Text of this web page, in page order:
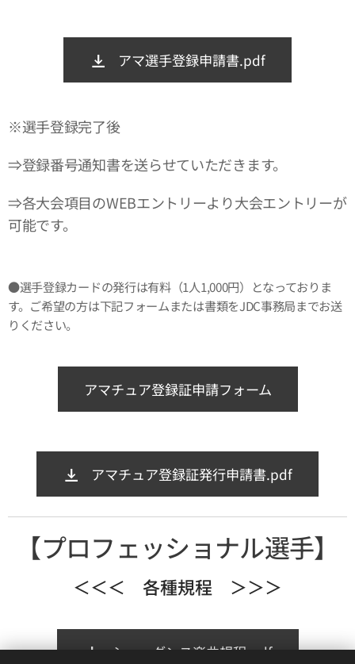
アマ選手登録申請書.pdf
※選手登録完了後
⇒登録番号通知書を送らせていただきます。
⇒各大会項目のWEBエントリーより大会エントリーが
可能です。
●選手登録カードの発行は有料（1人1,000円）となっておりま
す。ご希望の方は下記フォームまたは書類をJDC事務局までお送
りください。
アマチュア登録証申請フォーム
アマチュア登録証発行申請書.pdf
【プロフェッショナル選手】
＜＜＜ 各種規程 ＞＞＞
ショーダンス楽曲規程.pdf